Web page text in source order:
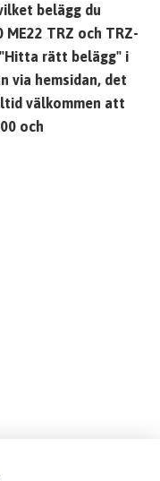
belägg du
ME22 TRZ och TRZ-
"Hitta rätt belägg" i
via hemsidan, det
välkommen att
och